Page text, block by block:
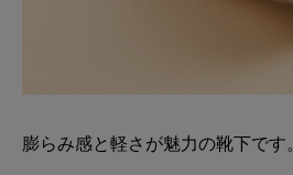
膨らみ感と軽さが魅力の靴下です。